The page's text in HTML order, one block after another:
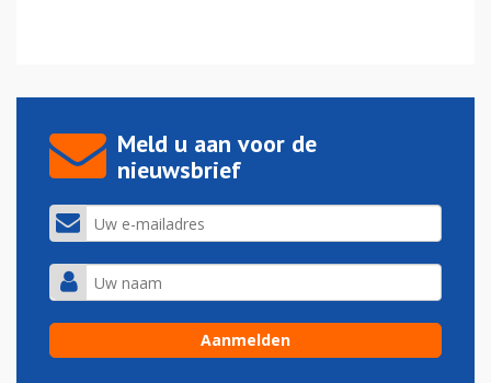
Meld u aan voor de
nieuwsbrief